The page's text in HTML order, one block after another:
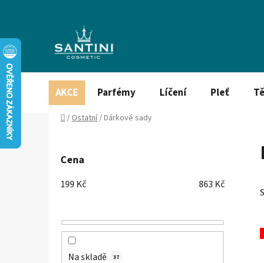
AKCE Parfémy Líčení Pleť
Domů
/Ostatní/Dárkové sady
Cena
199 Kč 863 Kč
Na skladě 37